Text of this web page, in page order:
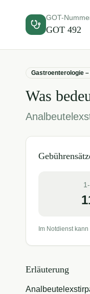
GOT-
GOT 492
Gastroenterologie
Was
Im Notdienst
Erläuterung